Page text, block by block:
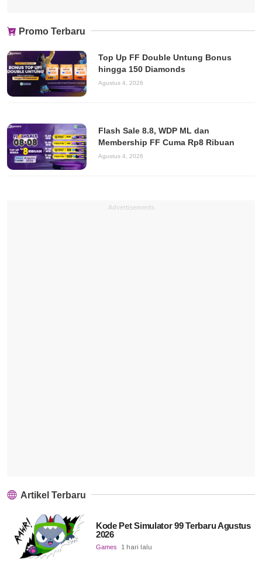
Promo Terbaru
Top Up FF Double Untung Bonus
hingga 150 Diamonds
Agustus 4, 2026
Flash Sale 8.8, WDP ML dan
Membership FF Cuma Rp8 Ribuan
Agustus 4, 2026
Advertisements
Artikel Terbaru
Kode Pet Simulator 99 Terbaru Agustus
2026
Games 1 hari lalu